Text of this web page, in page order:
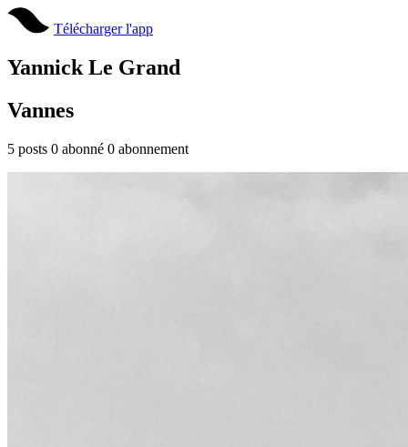
Télécharger l'app
Yannick Le Grand
Vannes
5 posts 0 abonné 0 abonnement